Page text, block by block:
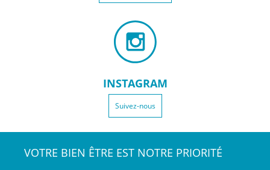
INSTAGRAM
Suivez-nous
VOTRE BIEN ÊTRE EST NOTRE PRIORITÉ